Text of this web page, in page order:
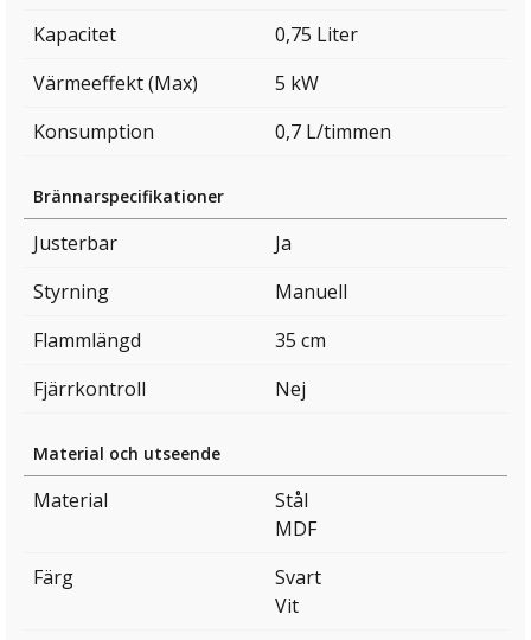
Kapacitet
0,75 Liter
Värmeeffekt (Max)
5 kW
Konsumption
0,7 L/timmen
Brännarspecifikationer
Justerbar
Ja
Styrning
Manuell
Flammlängd
35 cm
Fjärrkontroll
Nej
Material och utseende
Material
Stål
MDF
Färg
Svart
Vit